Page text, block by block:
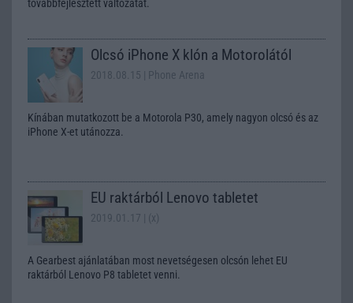
továbbfejlesztett változatát.
Olcsó iPhone X klón a Motorolától
2018.08.15 | Phone Arena
Kínában mutatkozott be a Motorola P30, amely nagyon olcsó és az
iPhone X-et utánozza.
EU raktárból Lenovo tabletet
2019.01.17 | (x)
A Gearbest ajánlatában most nevetségesen olcsón lehet EU
raktárból Lenovo P8 tabletet venni.